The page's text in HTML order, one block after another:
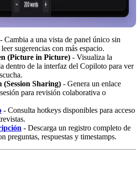
- Cambia a una vista de panel único sin
sugerencias con más espacio.
(Picture in Picture) - Visualiza la
dentro de la interfaz del Copiloto para ver
Sharing) - Genera un enlace
para revisión colaborativa o
- Consulta hotkeys disponibles para acceso
- Descarga un registro completo de
preguntas, respuestas y timestamps.